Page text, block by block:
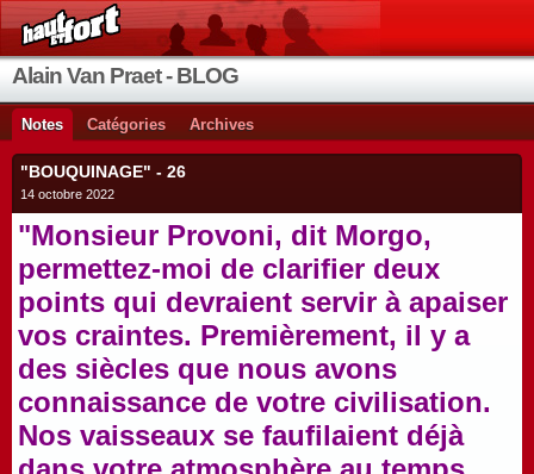
Alain Van Praet - BLOG
Notes Catégories Archives
"BOUQUINAGE" - 26
14 octobre 2022
"Monsieur Provoni, dit Morgo,
permettez-moi de clarifier deux
points qui devraient servir à apaiser
vos craintes. Premièrement, il y a
des siècles que nous avons
connaissance de votre civilisation.
Nos vaisseaux se faufilaient déjà